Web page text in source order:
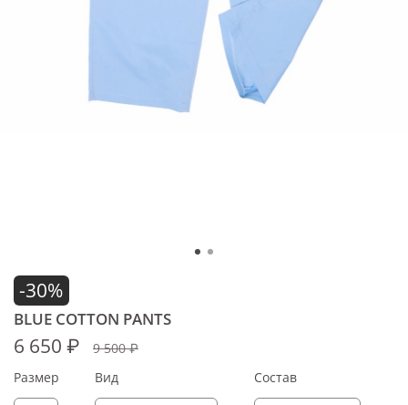
-30%
BLUE COTTON PANTS
6 650 ₽ 9 500 ₽
Размер Вид Состав